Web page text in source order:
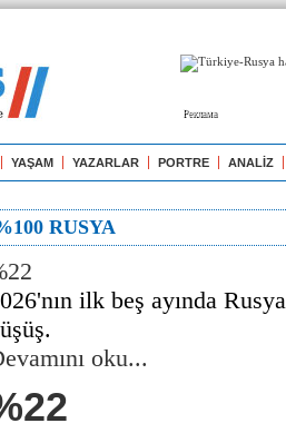
Реклама
YAŞAM YAZARLAR PORTRE ANALİZ
RUSYA
ilk beş ayında
oku...